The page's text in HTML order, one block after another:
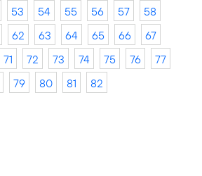
53 54 55 56 57
58
62 63 64 65 66
67
71 72 73 74 75 76
77
79 80 81 82